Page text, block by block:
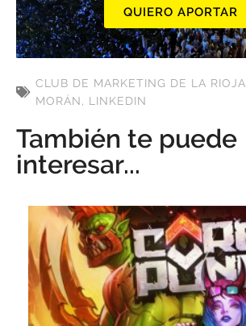
QUIERO APORTAR
CLUB DE MARKETING DE LA RIOJA
MORÁN, LINKEDIN
También te puede
interesar...